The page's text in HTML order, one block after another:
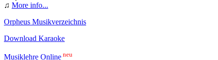
♫ More info...
Orpheus Musikverzeichnis
Download Karaoke
Musiklehre Online neu